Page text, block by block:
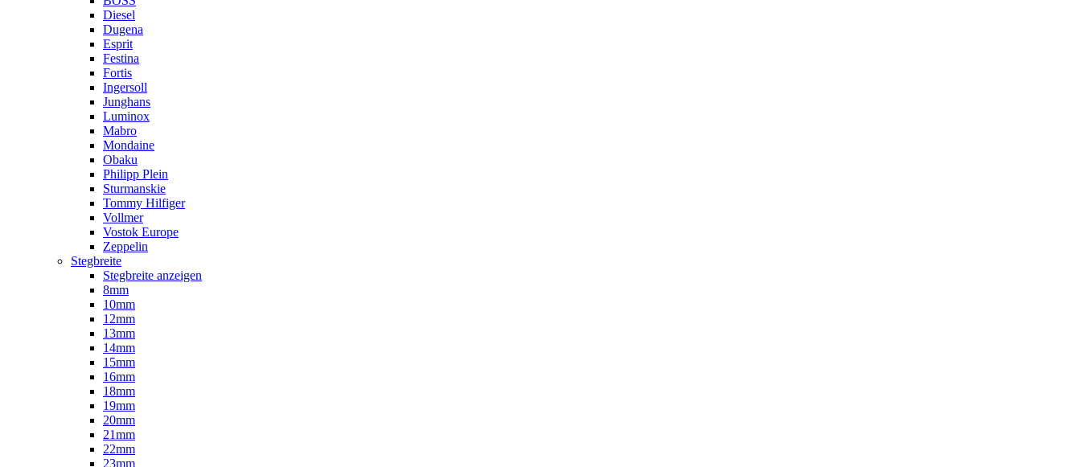
Diesel
Dugena
Esprit
Festina
Fortis
Ingersoll
Junghans
Luminox
Mabro
Mondaine
Obaku
Philipp Plein
Sturmanskie
Tommy Hilfiger
Vollmer
Vostok Europe
Zeppelin
Stegbreite
Stegbreite anzeigen
8mm
10mm
12mm
13mm
14mm
15mm
16mm
18mm
19mm
20mm
21mm
22mm
23mm